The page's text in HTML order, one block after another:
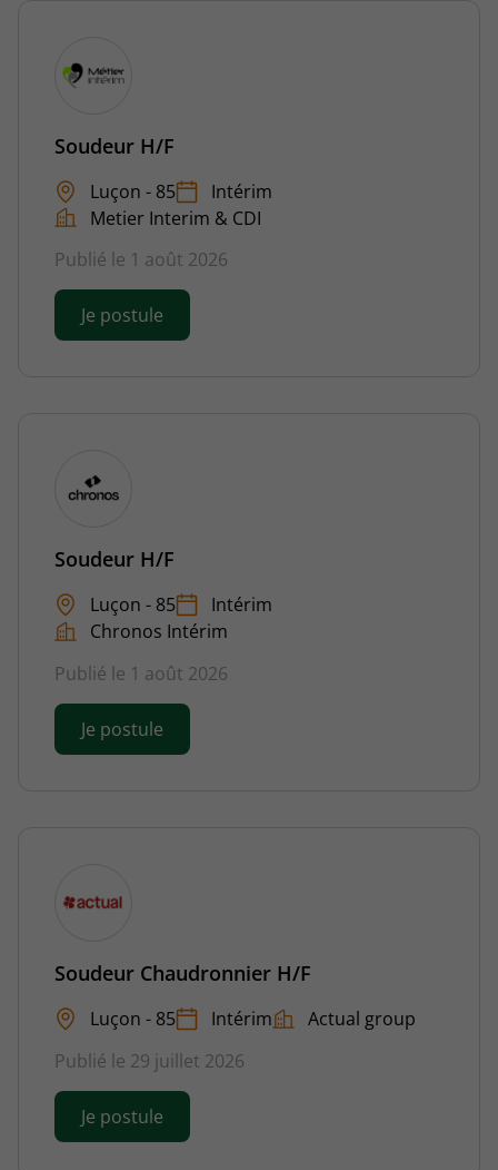
Soudeur H/F
Luçon - 85
Intérim
Metier Interim & CDI
Publié le 1 août 2026
Je postule
Soudeur H/F
Luçon - 85
Intérim
Chronos Intérim
Publié le 1 août 2026
Je postule
Soudeur Chaudronnier H/F
Luçon - 85 Intérim
Actual group
Publié le 29 juillet 2026
Je postule